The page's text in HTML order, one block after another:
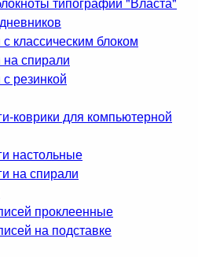
классическим блоком
спирали
резинкой
коврики для компьютерной
настольные
на спирали
проклеенные
на подставке